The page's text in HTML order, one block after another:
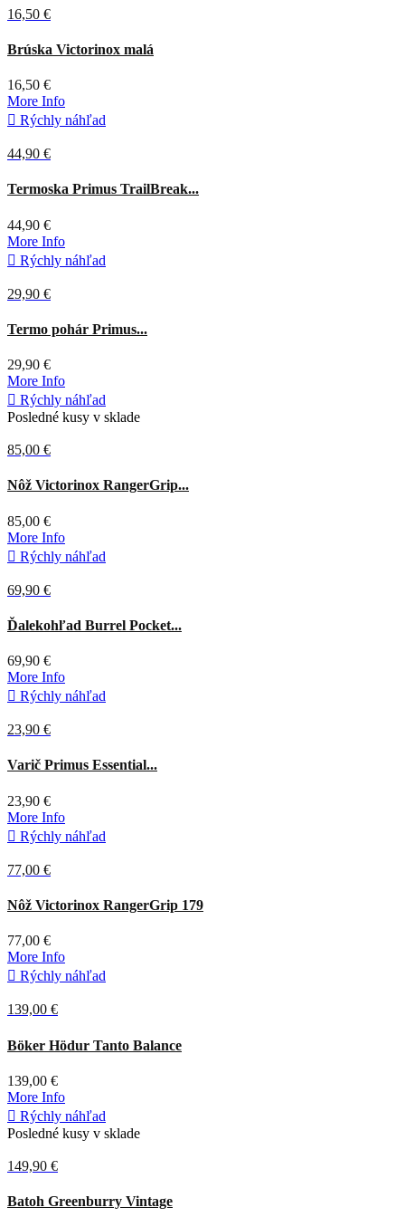
16,50 €
Sivá
Brúska Victorinox malá
16,50 €
More Info
 Rýchly náhľad
44,90 €
Čierna
Termoska Primus TrailBreak...
44,90 €
More Info
 Rýchly náhľad
29,90 €
Sivá
Čierna
Termo pohár Primus...
29,90 €
More Info
 Rýchly náhľad
Posledné kusy v sklade
85,00 €
Červená
Nôž Victorinox RangerGrip...
85,00 €
More Info
 Rýchly náhľad
69,90 €
Zelená
Ďalekohľad Burrel Pocket...
69,90 €
More Info
 Rýchly náhľad
23,90 €
Sivá
Varič Primus Essential...
23,90 €
More Info
 Rýchly náhľad
77,00 €
Zelená
Nôž Victorinox RangerGrip 179
77,00 €
More Info
 Rýchly náhľad
139,00 €
Čierna
Böker Hödur Tanto Balance
139,00 €
More Info
 Rýchly náhľad
Posledné kusy v sklade
149,90 €
Hnedá
Batoh Greenburry Vintage